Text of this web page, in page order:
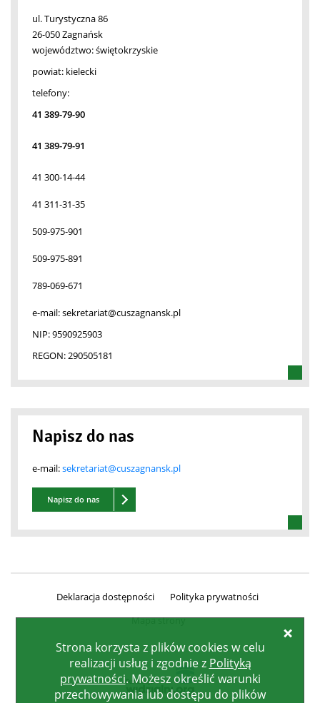
Strona korzysta z plikówcookies w celu
realizacji usług i zgodnie z Polityką
prywatności. Możesz określić warunki
przechowywania lub dostępu do plików
ul. Turystyczna 86
26-050 Zagnańsk
województwo:świętokrzyskie
powiat: kielecki
telefony:
41 389-79-90
41 389-79-91
41 300-14-44
41 311-31-35
509-975-901
509-975-891
789-069-671
e-mail:sekretariat@cuszagnansk.pl
NIP:9590925903
REGON:290505181
Napisz do nas
e-mail:sekretariat@cuszagnansk.pl
Napisz do nas
Deklaracja dostępności
Polityka prywatności
Mapa strony